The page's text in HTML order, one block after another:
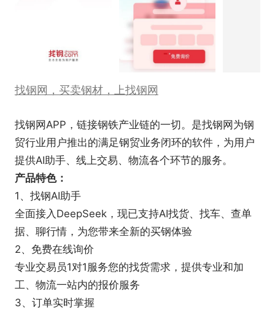
找钢网，买卖钢材，上找钢网
找钢网APP，链接钢铁产业链的一切。是找钢网为钢
贸行业用户推出的满足钢贸业务闭环的软件，为用户
提供AI助手、线上交易、物流各个环节的服务。
产品特色：
1、找钢AI助手
全面接入DeepSeek，现已支持AI找货、找车、查单
据、聊行情，为您带来全新的买钢体验
2、免费在线询价
专业交易员1对1服务您的找货需求，提供专业和加
工、物流一站内的报价服务
3、订单实时掌握